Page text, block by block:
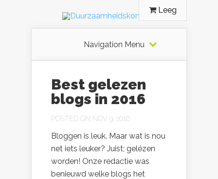
Leeg
Navigation Menu
Best gelezen
blogs in 2016
POSTED ON NOV 9, 2016
Bloggen is leuk. Maar wat is nou
net iets leuker? Juist; gelézen
worden! Onze redactie was
benieuwd welke blogs het